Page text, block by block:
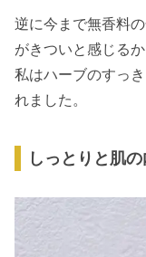
逆に今まで無香料
がきついと感じるか
私はハーブのすっ
れました。
しっとりと肌